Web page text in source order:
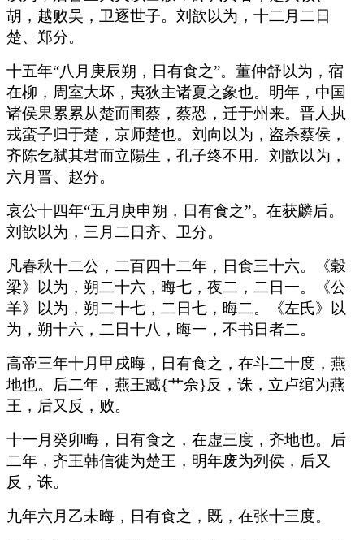
胡，越败吴，卫逐世子。刘歆以为，十二月二日
楚、郑分。
十五年“八月庚辰朔，日有食之”。董仲舒以为，宿
在柳，周室大坏，夷狄主诸夏之象也。明年，中国
诸侯果累累从楚而围蔡，蔡恐，迁于州来。晋人执
戎蛮子归于楚，京师楚也。刘向以为，盗杀蔡侯，
齐陈乞弑其君而立陽生，孔子终不用。刘歆以为，
六月晋、赵分。
哀公十四年“五月庚申朔，日有食之”。在获麟后。
刘歆以为，三月二日齐、卫分。
凡春秋十二公，二百四十二年，日食三十六。《穀
梁》以为，朔二十六，晦七，夜二，二日一。《公
羊》以为，朔二十七，二日七，晦二。《左氏》以
为，朔十六，二日十八，晦一，不书日者二。
高帝三年十月甲戌晦，日有食之，在斗二十度，燕
地也。后二年，燕王臧{艹佘}反，诛，立卢绾为燕
王，后又反，败。
十一月癸卯晦，日有食之，在虚三度，齐地也。后
二年，齐王韩信徙为楚王，明年废为列侯，后又
反，诛。
九年六月乙未晦，日有食之，既，在张十三度。